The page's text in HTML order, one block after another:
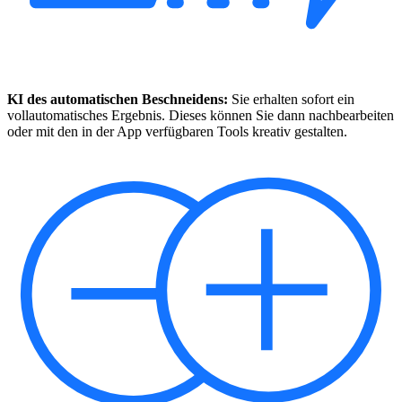
KI des automatischen Beschneidens: Sie erhalten sofort ein
vollautomatisches Ergebnis. Dieses können Sie dann nachbearbeiten
oder mit den in der App verfügbaren Tools kreativ gestalten.